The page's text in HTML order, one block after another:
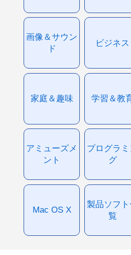
画像＆サウン
ド
ビジネス
家庭＆趣味 学習＆教
アミューズメ
ント
プログラミ
グ
Mac OS X
製品ソフト
覧